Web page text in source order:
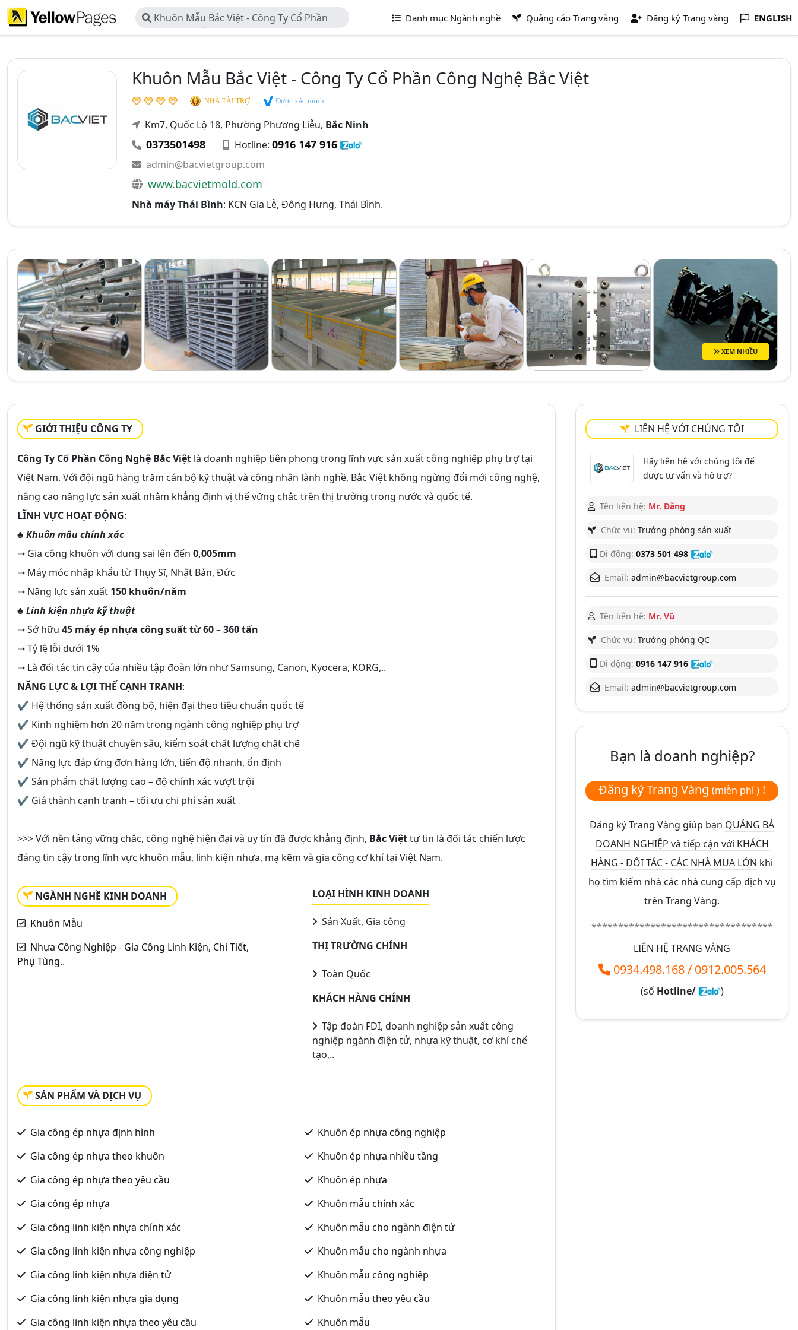
Khuôn Mẫu Bắc Việt - Công Ty Cổ Phần
Công Nghệ Bắc Việt
Danh mục Ngành nghề Quảng cáo Trang vàng Đăng ký Trang vàng ENGLISH
Khuôn Mẫu Bắc Việt - Công Ty Cổ Phần Công Nghệ Bắc Việt
NHÀ TÀI TRỢ Được xác minh
Km7, Quốc Lộ 18, Phường Phương Liễu, Bắc Ninh
0373501498 Hotline: 0916 147 916
admin@bacvietgroup.com
www.bacvietmold.com
Nhà máy Thái Bình: KCN Gia Lễ, Đông Hưng, Thái Bình.
XEM NHIỀU
GIỚI THIỆU CÔNG TY
Công Ty Cổ Phần Công Nghệ Bắc Việt là doanh nghiệp tiên phong trong lĩnh vực sản xuất công nghiệp phụ trợ tại
Việt Nam. Với đội ngũ hàng trăm cán bộ kỹ thuật và công nhân lành nghề, Bắc Việt không ngừng đổi mới công nghệ,
nâng cao năng lực sản xuất nhằm khẳng định vị thế vững chắc trên thị trường trong nước và quốc tế.
LĨNH VỰC HOẠT ĐỘNG:
♣ Khuôn mẫu chính xác
➝ Gia công khuôn với dung sai lên đến 0,005mm
➝ Máy móc nhập khẩu từ Thụy Sĩ, Nhật Bản, Đức
➝ Năng lực sản xuất 150 khuôn/năm
♣ Linh kiện nhựa kỹ thuật
➝ Sở hữu 45 máy ép nhựa công suất từ 60 – 360 tấn
➝ Tỷ lệ lỗi dưới 1%
➝ Là đối tác tin cậy của nhiều tập đoàn lớn như Samsung, Canon, Kyocera, KORG,..
NĂNG LỰC & LỢI THẾ CẠNH TRANH:
✔ Hệ thống sản xuất đồng bộ, hiện đại theo tiêu chuẩn quốc tế
✔ Kinh nghiệm hơn 20 năm trong ngành công nghiệp phụ trợ
✔ Đội ngũ kỹ thuật chuyên sâu, kiểm soát chất lượng chặt chẽ
✔ Năng lực đáp ứng đơn hàng lớn, tiến độ nhanh, ổn định
✔ Sản phẩm chất lượng cao – độ chính xác vượt trội
✔ Giá thành cạnh tranh – tối ưu chi phí sản xuất
>>> Với nền tảng vững chắc, công nghệ hiện đại và uy tín đã được khẳng định, Bắc Việttự tin là đối tác chiến lược
đáng tin cậy trong lĩnh vực khuôn mẫu, linh kiện nhựa, mạ kẽm và gia công cơ khí tại Việt Nam.
NGÀNH NGHỀ KINH DOANH
Khuôn Mẫu
Nhựa Công Nghiệp - Gia Công Linh Kiện, Chi Tiết,
Phụ Tùng..
LOẠI HÌNH KINH DOANH
Sản Xuất, Gia công
THỊ TRƯỜNG CHÍNH
Toàn Quốc
KHÁCH HÀNG CHÍNH
Tập đoàn FDI, doanh nghiệp sản xuất công
nghiệp ngành điện tử, nhựa kỹ thuật, cơ khí chế
tạo,..
SẢN PHẨM VÀ DỊCH VỤ
Gia công ép nhựa định hình
Gia công ép nhựa theo khuôn
Gia công ép nhựa theo yêu cầu
Gia công ép nhựa
Gia công linh kiện nhựa chính xác
Gia công linh kiện nhựa công nghiệp
Gia công linh kiện nhựa điện tử
Gia công linh kiện nhựa gia dụng
Gia công linh kiện nhựa theo yêu cầu
Khuôn ép nhựa công nghiệp
Khuôn ép nhựa nhiều tầng
Khuôn ép nhựa
Khuôn mẫu chính xác
Khuôn mẫu cho ngành điện tử
Khuôn mẫu cho ngành nhựa
Khuôn mẫu công nghiệp
Khuôn mẫu theo yêu cầu
Khuôn mẫu
LIÊN HỆ VỚI CHÚNG TÔI
Hãy liên hệ với chúng tôi để
được tư vấn và hỗ trợ?
Tên liên hệ: Mr. Đăng
Chức vụ: Trưởng phòng sản xuất
Di động: 0373 501 498
Email: admin@bacvietgroup.com
Tên liên hệ: Mr. Vũ
Chức vụ: Trưởng phòng QC
Di động: 0916 147 916
Email: admin@bacvietgroup.com
Bạn là doanh nghiệp?
Đăng ký Trang Vàng (miễn phí ) !
Đăng ký Trang Vàng giúp bạn QUẢNG BÁ
DOANH NGHIỆP và tiếp cận với KHÁCH
HÀNG - ĐỐI TÁC - CÁC NHÀ MUA LỚN khi
họ tìm kiếm nhà các nhà cung cấp dịch vụ
trên Trang Vàng.
**********************************
LIÊN HỆ TRANG VÀNG
0934.498.168/ 0912.005.564
(số Hotline/ )